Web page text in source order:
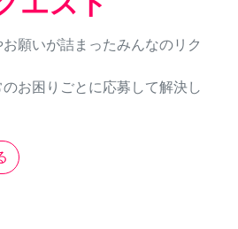
願いが詰まったみんなのリク
お困りごとに応募して解決し